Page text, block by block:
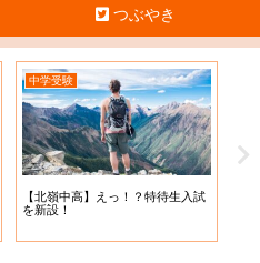
つぶやき
中学受験
【北嶺中高】えっ！？特待生入試
を新設！